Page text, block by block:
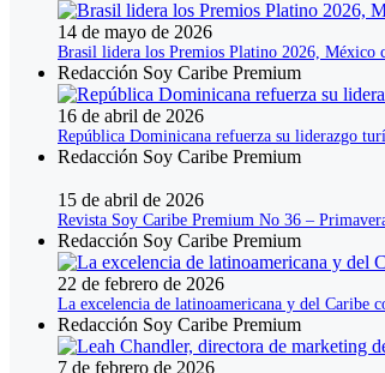
14 de mayo de 2026
Brasil lidera los Premios Platino 2026, México
Redacción Soy Caribe Premium
16 de abril de 2026
República Dominicana refuerza su liderazgo
Redacción Soy Caribe Premium
15 de abril de 2026
Revista Soy Caribe Premium No 36 –
Redacción Soy Caribe Premium
22 de febrero de 2026
La excelencia de latinoamericana y del Caribe
Redacción Soy Caribe Premium
7 de febrero de 2026